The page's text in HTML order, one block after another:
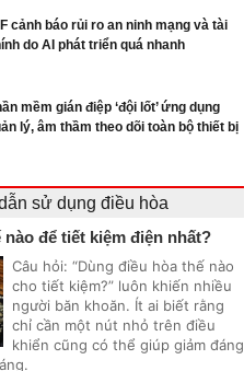
cảnh báo rủi ro an ninh mạng và tài
do AI phát triển quá nhanh
mềm gián điệp ‘đội lốt’ ứng dụng
lý, âm thầm theo dõi toàn bộ thiết bị
sử dụng điều hòa
nào để tiết kiệm điện nhất?
Câu hỏi: “Dùng điều hòa thế nào
cho tiết kiệm?” luôn khiến nhiều
người băn khoăn. Ít ai biết rằng
chỉ cần một nút nhỏ trên điều
khiển cũng có thể giúp giảm đáng